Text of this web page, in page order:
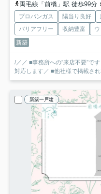
両毛線「前橋」駅 徒歩99分
プロパンガス 陽当り良好
バリアフリー
収納豊富
新築
/／／ ■事務所への”来店不要”で
対応します／ ■他社様で掲載さ
新築一戸建